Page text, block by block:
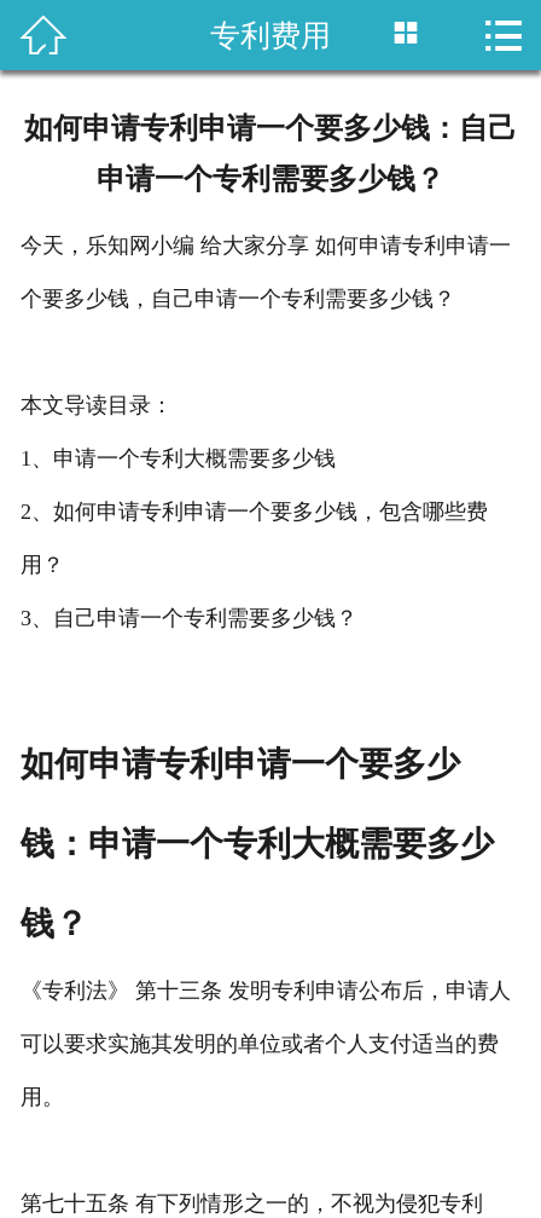
 首页
 专利费用  
如何申请专利申请一个要多少钱：自己
申请一个专利需要多少钱？
今天，乐知网小编 给大家分享 如何申请专利申请一
个要多少钱，自己申请一个专利需要多少钱？
本文导读目录：
1、申请一个专利大概需要多少钱
2、如何申请专利申请一个要多少钱，包含哪些费
用？
3、自己申请一个专利需要多少钱？
如何申请专利申请一个要多少
钱：申请一个专利大概需要多少
钱？
《专利法》 第十三条 发明专利申请公布后，申请人
可以要求实施其发明的单位或者个人支付适当的费
用。
第七十五条 有下列情形之一的，不视为侵犯专利